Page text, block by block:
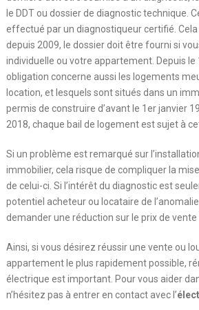
le DDT ou dossier de diagnostic technique.
effectué par un diagnostiqueur certifié.
depuis 2009, le dossier doit être fourni si
individuelle ou votre appartement. Depuis le
obligation concerne aussi les logements
location, et lesquels sont situés dans un
permis de construire d’avant le 1 erjanvier
2018, chaque bail de logement est sujet à
Si un problème est remarqué sur
immobilier, cela risque de compliquer la
de celui-ci. Si l’intérêt du diagnostic est
potentiel acheteur ou locataire de
demander une réduction sur le prix de vente
Ainsi, si vous désirez réussir une vente ou
appartement le plus rapidement possible,
électrique est important. Pour vous aider
n’hésitez pas à entrer en contact avec l’